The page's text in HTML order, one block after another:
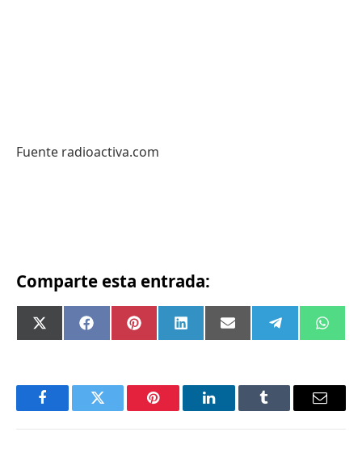
Fuente radioactiva.com
Comparte esta entrada:
Compartir
en
X
(Twitter)
Compartir
en
FacebookCompartir
en
PinterestCompartir
en
LinkedInCompartir
en
Email Compartir
en
Telegram
en
FacebookTwitter Pinterest LinkedInTumblr Email